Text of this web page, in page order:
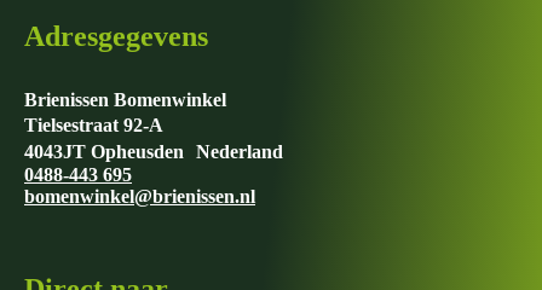
Adresgegevens
Brienissen Bomenwinkel
Tielsestraat 92-A
4043JT Opheusden Nederland
0488-443 695
bomenwinkel@brienissen.nl